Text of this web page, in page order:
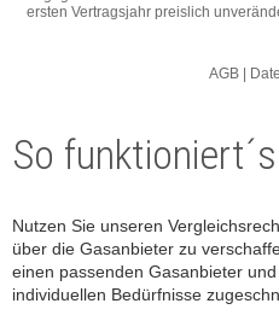
So funktioniert´s
Nutzen Sie unseren
über die Gasanbieter zu
einen passenden Gasanbieter
individuellen Bedürfnisse